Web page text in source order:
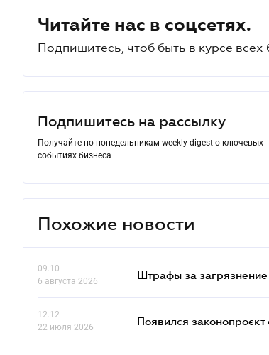
Читайте нас в соцсетях.
Подпишитесь, чтоб быть в курсе всех
Подпишитесь на рассылку
Получайте по понедельникам weekly-digest о ключевых
событиях бизнеса
Похожие новости
09.10
6 августа 2026
Штрафы за
12.12
22 июля 2026
Появился